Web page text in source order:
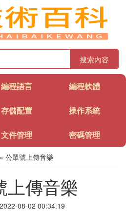
搜索內容
編程語言 編程軟體
存儲配置 操作系統
文件管理 密碼管理
» 公眾號上傳音樂
上傳音樂
08-02 00:34:19